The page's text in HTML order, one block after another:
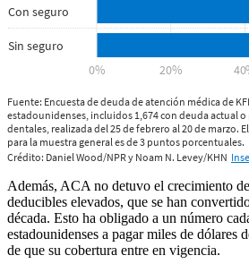
Además, ACA no detuvo el crecimiento
deducibles elevados, que se han
década. Esto ha obligado a un número
estadounidenses a pagar miles de dólares
de que su cobertura entre en vigencia.